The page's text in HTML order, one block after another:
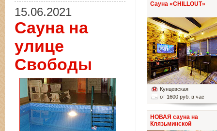
Сауна «CHILLOUT»
Кунцевская
от 1600 руб. в час
НОВАЯ сауна на
Клязьминской
15.06.2021
Сауна на
улице
Свободы